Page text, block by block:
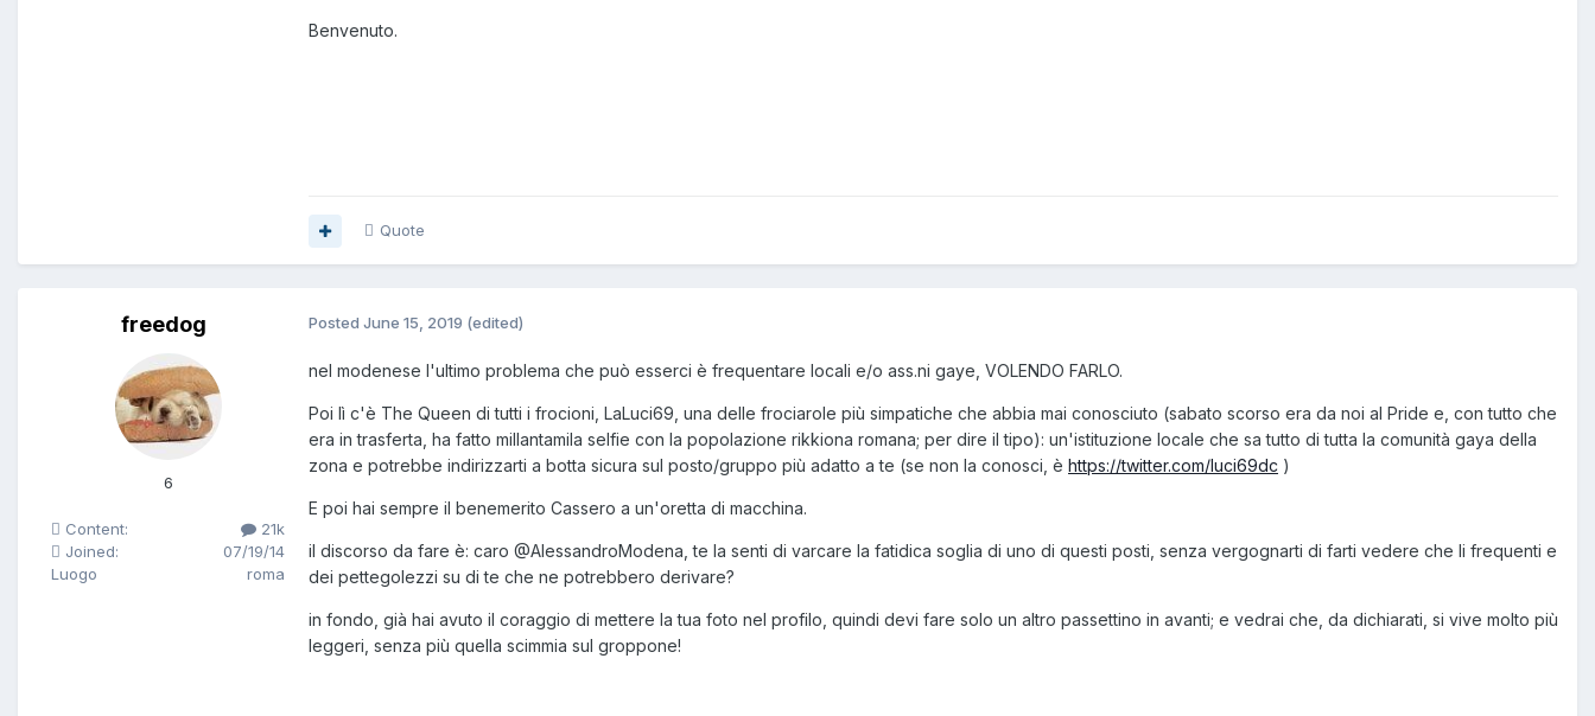
Benvenuto.
Quote
freedog
6
Content:
21k
Joined:
07/19/14
Luogo
roma
Posted June 15, 2019 (edited)
nel modenese l'ultimo problema che può esserci è frequentare locali e/o ass.ni gaye, VOLENDO FARLO.
Poi lì c'è The Queen di tutti i frocioni, LaLuci69, una delle frociarole più simpatiche che abbia mai conosciuto (sabato scorso era da noi al Pride e, con tutto che
era in trasferta, ha fatto millantamila selfie con la popolazione rikkiona romana; per dire il tipo): un'istituzione locale che sa tutto di tutta la comunità gaya della
zona e potrebbe indirizzarti a botta sicura sul posto/gruppo più adatto a te (se non la conosci, è https://twitter.com/luci69dc )
E poi hai sempre il benemerito Cassero a un'oretta di macchina.
il discorso da fare è: caro @AlessandroModena , te la senti di varcare la fatidica soglia di uno di questi posti, senza vergognarti di farti vedere che li frequenti e
dei pettegolezzi su di te che ne potrebbero derivare?
in fondo, già hai avuto il coraggio di mettere la tua foto nel profilo, quindi devi fare solo un altro passettino in avanti; e vedrai che, da dichiarati, si vive molto più
leggeri, senza più quella scimmia sul groppone!